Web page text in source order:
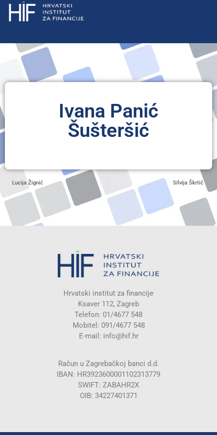
Ivana Panić
Šušteršić
Lucija Žignić Silvija Škrtić
Hrvatski institut za financije
Ksaver 112, Zagreb
Telefon: 01/4677 548
Mobitel: 091/4677 548
E-mail: info@hif.hr
Račun u Zagrebačkoj banci d.d.
IBAN: HR3923600001102313779
SWIFT: ZABAHR2X
OIB: 34227401371